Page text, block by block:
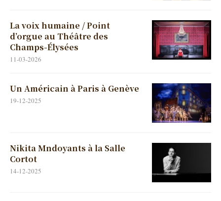
La voix humaine / Point
d’orgue au Théâtre des
Champs-Élysées
11-03-2026
Un Américain à Paris à Genève
19-12-2025
Nikita Mndoyants à la Salle
Cortot
14-12-2025